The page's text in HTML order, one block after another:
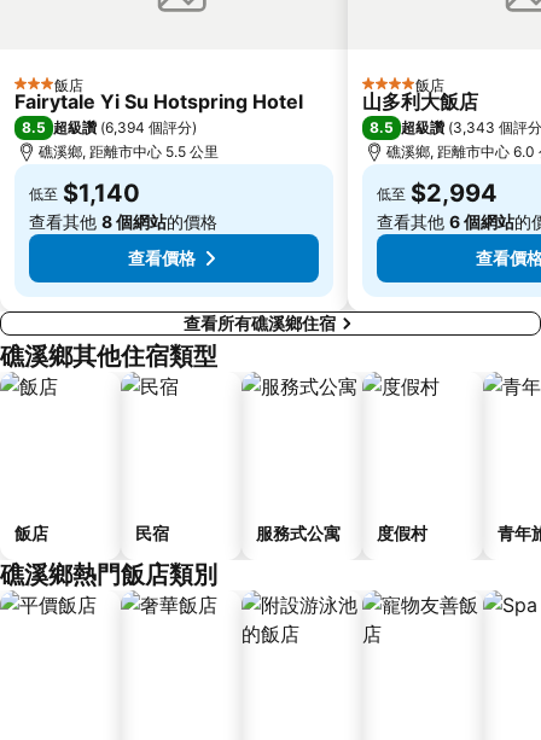
江子翠捷運站
宜蘭傳統藝術中心
捷運忠孝復興站
台灣總統府凱達格蘭大道
大安區
龍山寺
新北投
松山區
3 星級飯店
Fairytale Yi Su Hotspring Hotel
8.5 超級讚 (6,394 個評分)
礁溪鄉, 距離市中心 5.5 公里
低至 $1,140
查看其他 8 個網站的價格
查看價格
4 星級 飯店
山多利大飯店
8.5 超級讚 (3,343 個評分
礁溪鄉, 距離市中心 6.0
低至 $2,994
查看其他 6 個網站的
查看價
查看所有礁溪鄉住宿
礁溪鄉其他住宿類型
飯店 民宿 服務式公寓 度假村 青年
礁溪鄉熱門飯店類別